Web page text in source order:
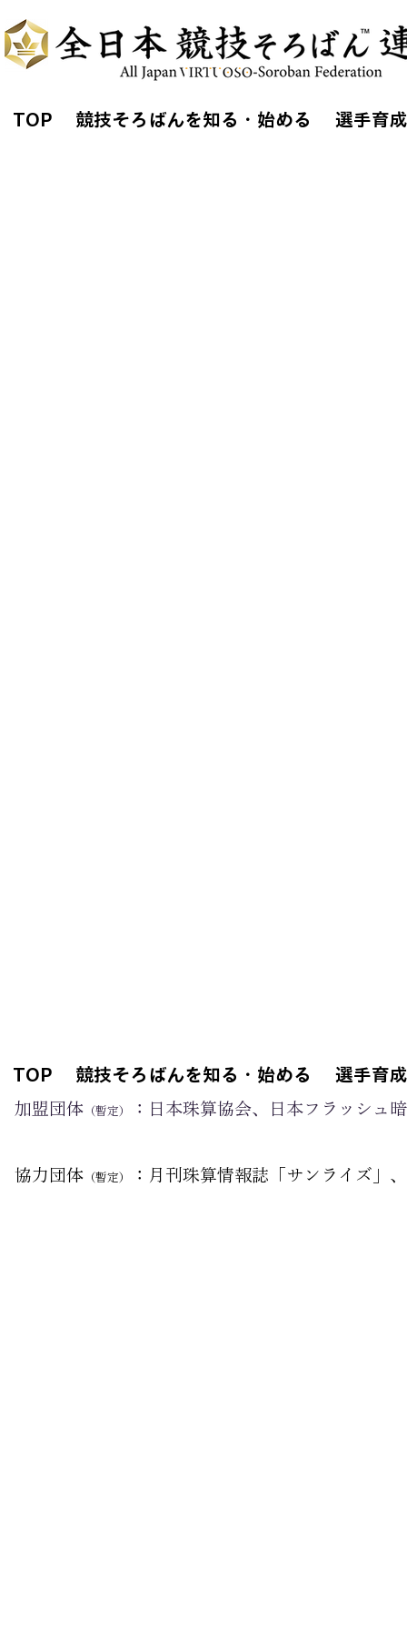
TOP 競技そろばんを知る・始める 選手育
TOP 競技そろばんを知る・始める 選手育
加盟団体 （暫定） ：日本珠算協会、日本フラッシュ
協力団体 （暫定） ：月刊珠算情報誌「サンライズ」